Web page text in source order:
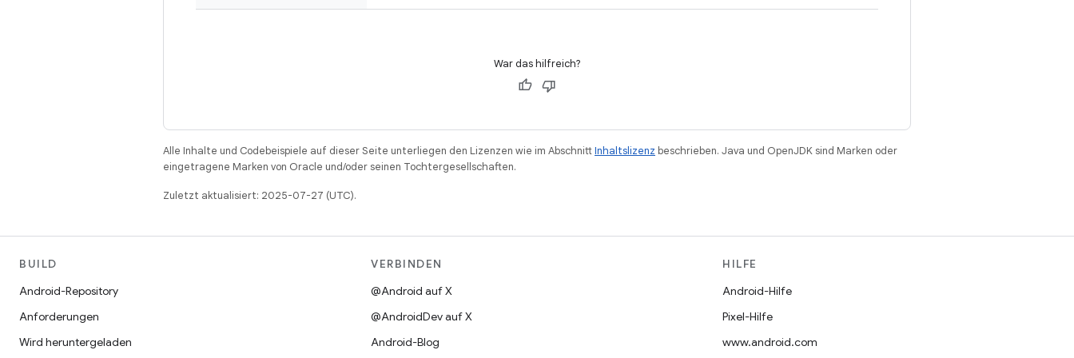
War das hilfreich?
Alle Inhalte und Codebeispiele auf dieser Seite unterliegen den Lizenzen wie im AbschnittInhaltslizenz beschrieben. Java und OpenJDK sind Marken oder
eingetragene Marken von Oracle und/oder seinen Tochtergesellschaften.
Zuletzt aktualisiert: 2025-07-27 (UTC).
BUILD
Android-Repository
Anforderungen
Wird heruntergeladen
VERBINDEN
@Android auf X
@AndroidDev auf X
Android-Blog
HILFE
Android-Hilfe
Pixel-Hilfe
www.android.com